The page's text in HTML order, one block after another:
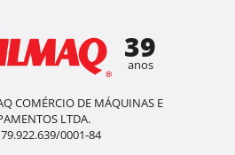
39
anos
COMÉRCIO DE MÁQUINAS E
LTDA.
79.922.639/0001-84